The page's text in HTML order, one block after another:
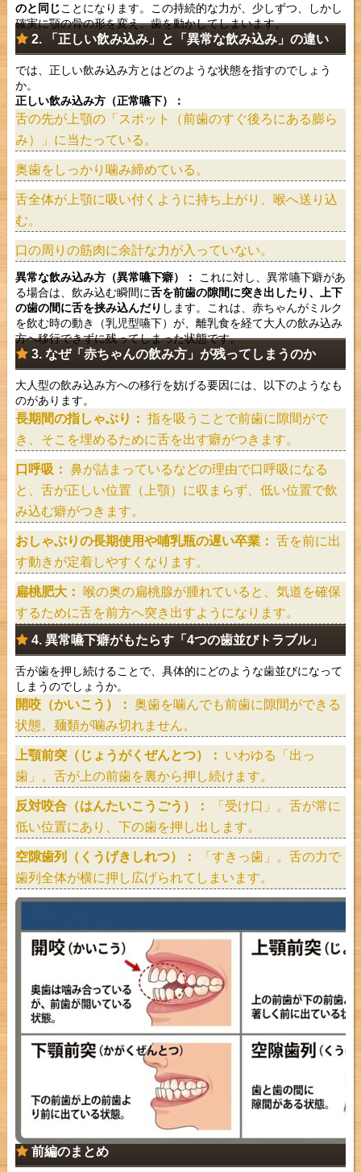
のと同じことになります。この持続的な力が、少しずつ、しかし
確実に顎の骨の形を変え、歯を動かしてしまいます。
2. 「正しい飲み込み」と「異常な飲み込み」の違い
では、正しい飲み込み方とはどのような状態を指すのでしょう
か。
正しい飲み込み方（正常嚥下）：
舌の先が上顎の「スポット（前歯のすぐ後ろにある膨ら
み）」に当たっている。
奥歯をしっかり噛み締めている。
舌全体が上顎に吸い付くように持ち上がり、喉へ送り込
む。
口の周りの筋肉に余計な力が入っていない。
異常な飲み込み方（異常嚥下癖）：
これに対し、異常嚥下癖があ
る場合は、飲み込む瞬間に舌を前歯の隙間に突き出したり、上下
の歯の間に舌を挟み込んだり します。これは、赤ちゃんがミルク
を飲む時の動き（乳児型嚥下）が、離乳食を経て大人の飲み込み
方へ移行できずに残ってしまった状態です。
3. なぜ「赤ちゃんの飲み方」が残ってしまうのか
大人型の飲み込み方への移行を妨げる要因には、以下のようなも
のがあります。
長期間の指しゃぶり： 指を吸うことで前歯に隙間がで
き、そこを埋めるために舌を出す癖がつきます。
口呼吸： 鼻が詰まっているなどの理由で口呼吸になる
と、舌が正しい位置（上顎）に収まらず、低い位置で飲
み込む癖がつきます。
おしゃぶりの長期使用や哺乳瓶の遅い卒業： 舌を前に出
す動きが定着しやすくなります。
扁桃肥大：
喉の奥の扁桃腺が腫れていると、気道を確保
するために舌を前方へ突き出すようになります。
4. 異常嚥下癖がもたらす「4つの歯並びトラブル」
舌が歯を押し続けることで、具体的にどのような歯並びになって
しまうのでしょうか。
開咬（かいこう）： 奥歯を噛んでも前歯に隙間ができる
状態。麺類が噛み切れません。
上顎前突（じょうがくぜんとつ）：
いわゆる「出っ
歯」。舌が上の前歯を裏から押し続けます。
反対咬合（はんたいこうごう）：
「受け口」。舌が常に
低い位置にあり、下の歯を押し出します。
空隙歯列（くうげきしれつ）：
「すきっ歯」。舌の力で
歯列全体が横に押し広げられてしまいます。
前編のまとめ